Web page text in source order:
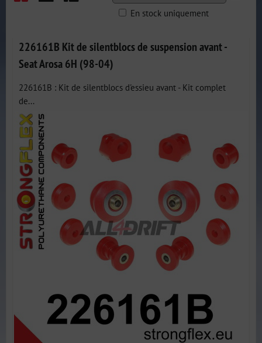
En stock uniquement
226161B Kit de silentblocs de suspension avant -
Seat Arosa 6H (98-04)
226161B : Kit de silentblocs d'essieu avant - Kit complet
de...